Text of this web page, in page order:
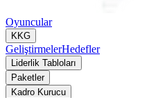
Oyuncular
KKG
GeliştirmelerHedefler
Liderlik Tabloları
Paketler
Kadro Kurucu